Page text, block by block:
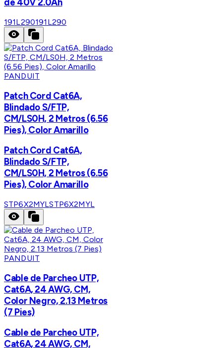
de 40V 2.0Ah
191L290191L290
PANDUIT
Patch Cord Cat6A,
Blindado S/FTP,
CM/LS0H, 2 Metros (6.56
Pies), Color Amarillo
Patch Cord Cat6A,
Blindado S/FTP,
CM/LS0H, 2 Metros (6.56
Pies), Color Amarillo
STP6X2MYLSTP6X2MYL
PANDUIT
Cable de Parcheo UTP,
Cat6A, 24 AWG, CM,
Color Negro, 2.13 Metros
(7 Pies)
Cable de Parcheo UTP,
Cat6A, 24 AWG, CM,